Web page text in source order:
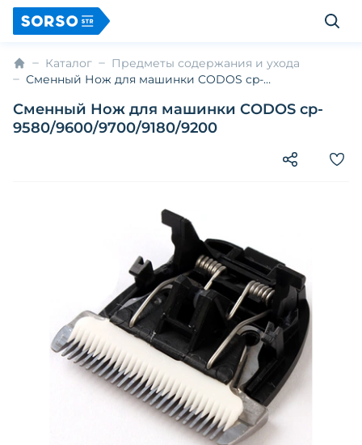
Каталог
Предметы содержания и ухода
Сменный Нож для машинки CODOS cp-
Сменный Нож для машинки CODOS cp-
9580/9600/9700/9180/9200